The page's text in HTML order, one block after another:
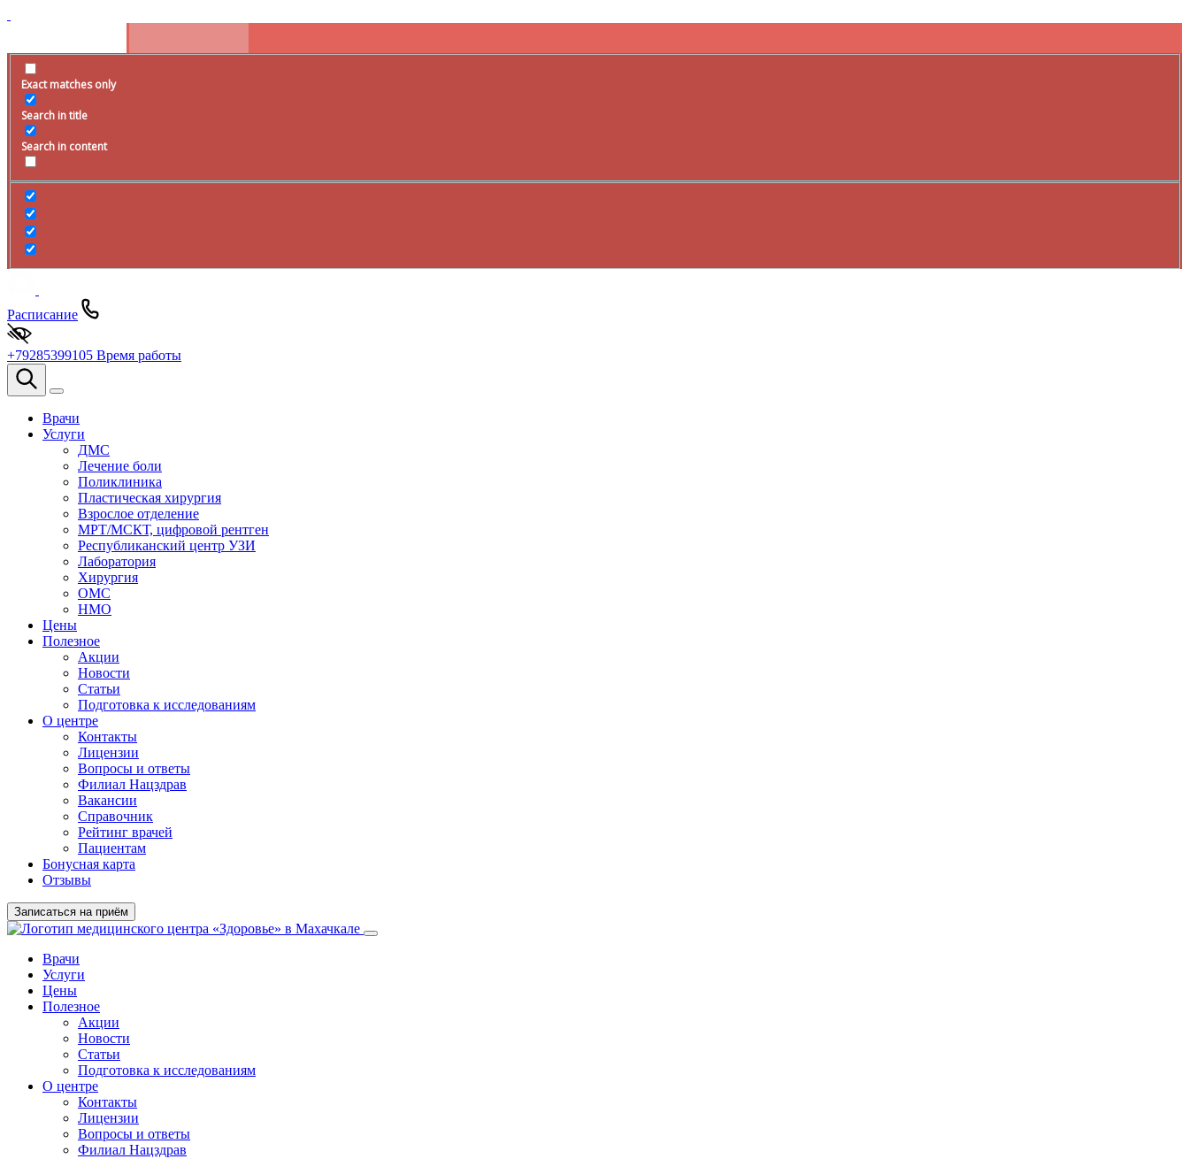
Exact matches only
Search in title
Search in content
Расписание
+79285399105 Время работы
Врачи
Услуги
ДМС
Лечение боли
Поликлиника
Пластическая хирургия
Взрослое отделение
МРТ/МСКТ, цифровой рентген
Республиканский центр УЗИ
Лаборатория
Хирургия
ОМС
НМО
Цены
Полезное
Акции
Новости
Статьи
Подготовка к исследованиям
О центре
Контакты
Лицензии
Вопросы и ответы
Филиал Нацздрав
Вакансии
Справочник
Рейтинг врачей
Пациентам
Бонусная карта
Отзывы
Записаться на приём
Врачи
Услуги
Цены
Полезное
Акции
Новости
Статьи
Подготовка к исследованиям
О центре
Контакты
Лицензии
Вопросы и ответы
Филиал Нацздрав